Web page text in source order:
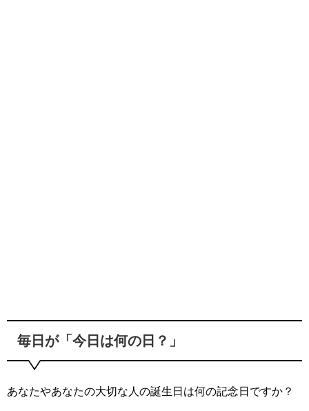
毎日が「今日は何の日？」
あなたやあなたの大切な人の誕生日は何の記念日ですか？